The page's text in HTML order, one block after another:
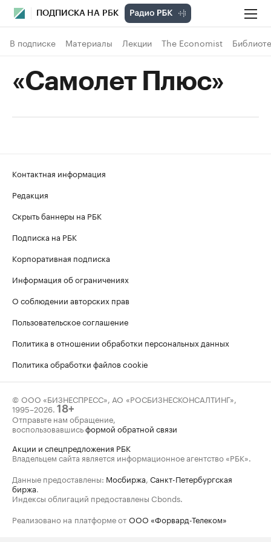
ПОДПИСКА НА РБК
В подписке Материалы Лекции The Economist
«Самолет Плюс»
Контактная информация
Редакция
Скрыть баннеры на РБК
Подписка на РБК
Корпоративная подписка
Информация об ограничениях
О соблюдении авторских прав
Пользовательское соглашение
Политика в отношении обработки персональных данных
Политика обработки файлов cookie
© ООО «БИЗНЕСПРЕСС», АО «РОСБИЗНЕСКОНСАЛТИНГ»,
1995–2026. 18+
Отправьте нам обращение,
воспользовавшисьформой обратной связи
Акции и спецпредложения РБК
Владельцем сайта является информационное агентство «РБК».
Данные предоставлены: Мосбиржа, Санкт-Петербургская
биржа.
Индексы облигаций предоставлены Cbonds.
Реализовано на платформе от ООО «Форвард-Телеком»